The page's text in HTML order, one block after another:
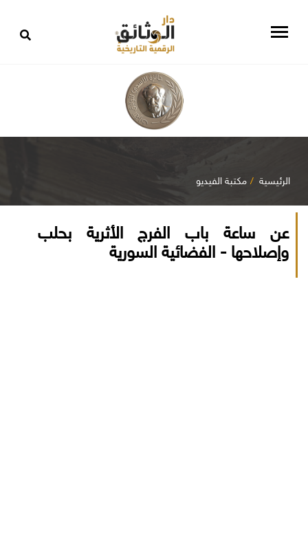
الرئيسية مكتبة الفيديو
عن ساعة باب الفرج الأثرية بحلب
وإصلاحها - الفضائية السورية